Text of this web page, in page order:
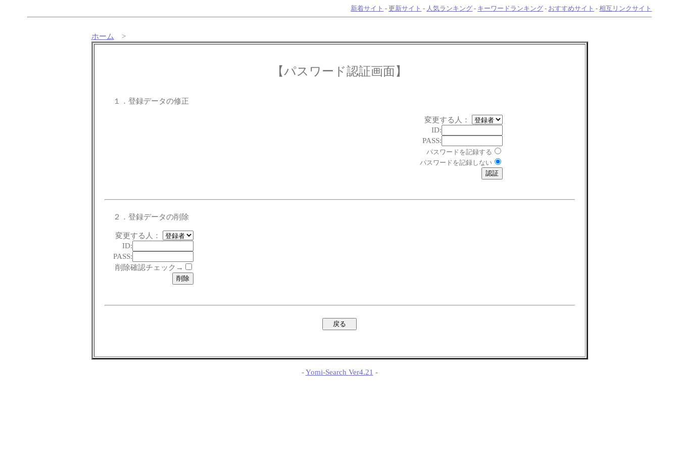
新着サイト -更新サイト - 人気ランキング - キーワードランキング - おすすめサイト -相互リンクサイト
ホーム >
【パスワード認証画面】
１．登録データの修正
変更する人：
ID:
PASS:
パスワードを記録する
パスワードを記録しない
２．登録データの削除
変更する人：
ID:
PASS:
削除確認チェック→
-Yomi-Search Ver4.21 -